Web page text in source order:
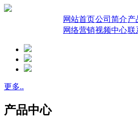
网站首页公司简介产
网络营销视频中心联
更多..
产品中心